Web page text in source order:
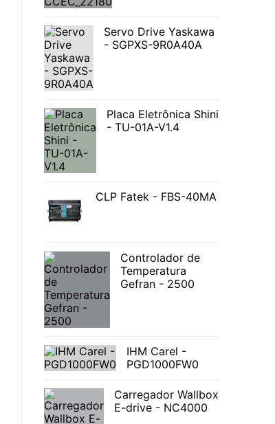
Servo Drive Yaskawa
- SGPXS-9R0A40A
Placa Eletrônica Shini
- TU-01A-V1.4
CLP Fatek - FBS-40MA
Controlador de
Temperatura
Gefran - 2500
IHM Carel -
PGD1000FW0
Carregador Wallbox
E-drive - NC4000